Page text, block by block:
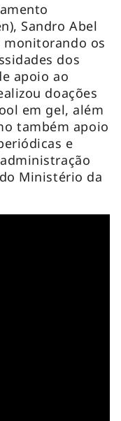
Sandro Abel
monitorando os
dos
apoio ao
doações
em gel, além
também apoio
e
Ministério da